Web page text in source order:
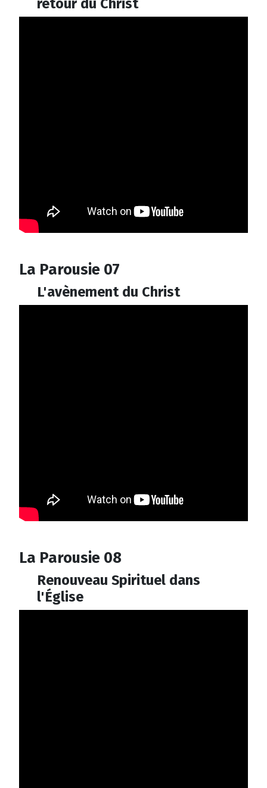
retour du Christ
La Parousie 07
L'avènement du Christ
La Parousie 08
Renouveau Spirituel dans
l'Église